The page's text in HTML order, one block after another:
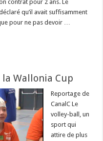
contrat pour 2 ans. Le
qu’il avait suffisamment
pour ne pas devoir …
la Wallonia Cup
Reportage de
CanalC Le
volley-ball, un
sport qui
attire de plus